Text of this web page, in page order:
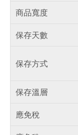
商品寬度
保存天數
保存方式
保存溫層
應免稅